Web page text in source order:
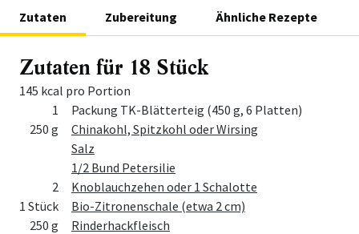
Zutaten Zubereitung Ähnliche Rezepte
Zutaten für 18 Stück
145 kcal pro Portion
MengeZutat
1
Packung TK-Blätterteig (450 g, 6 Platten)
250 g
Chinakohl, Spitzkohl oder Wirsing
Salz
1/2 Bund Petersilie
2
Knoblauchzehen oder 1 Schalotte
1 Stück
Bio-Zitronenschale (etwa 2 cm)
250 g
Rinderhackfleisch